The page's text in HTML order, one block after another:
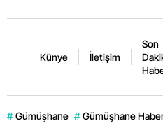
Künye İletişim
Son
# Gümüşhane # Gümüşhane